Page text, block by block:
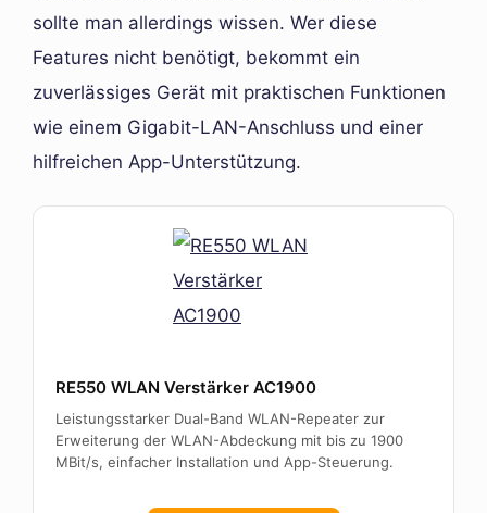
sollte man allerdings wissen. Wer diese
Features nicht benötigt, bekommt ein
zuverlässiges Gerät mit praktischen Funktionen
wie einem Gigabit-LAN-Anschluss und einer
hilfreichen App-Unterstützung.
RE550 WLAN Verstärker AC1900
Leistungsstarker Dual-Band WLAN-Repeater zur
Erweiterung der WLAN-Abdeckung mit bis zu 1900
MBit/s, einfacher Installation und App-Steuerung.